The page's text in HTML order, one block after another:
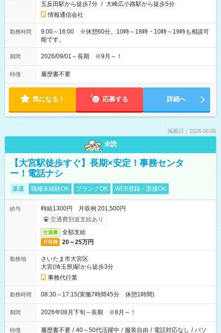
五反田駅から徒歩7分 / 大崎広小路駅から徒歩5分
情報通信会社
勤務時間
9:00～16:00 ※休憩60分。10時～18時・10時～19時も相談可
能です。
期間 2026/09/01～長期 ※9月～！
特徴 履歴書不要
気になる！ 応募する 詳細へ
掲載日：2026.08.06
未読
【大宮駅徒歩すぐ】長期×安定！事務センタ
ー！電話ナシ
派遣 職種未経験OK ブランクOK WEB登録・面接OK
給与
時給1300円 月収例 201,500円
交通費別途支給あり
交通費 全額支給
月収例 20～25万円
勤務地
さいたま市大宮区
大宮(埼玉県)駅から徒歩3分
事務代行業
勤務時間 08:30～17:15(実働7時間45分 休憩1時間)
期間 2026年08月下旬～長期 ※8月～！
特徴 履歴書不要 / 40～50代活躍中 / 服装自由 / 電話対応なし / パソ